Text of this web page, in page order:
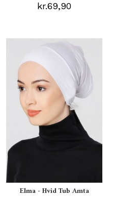
kr.69,90
Elma - Hvid Tub Amta